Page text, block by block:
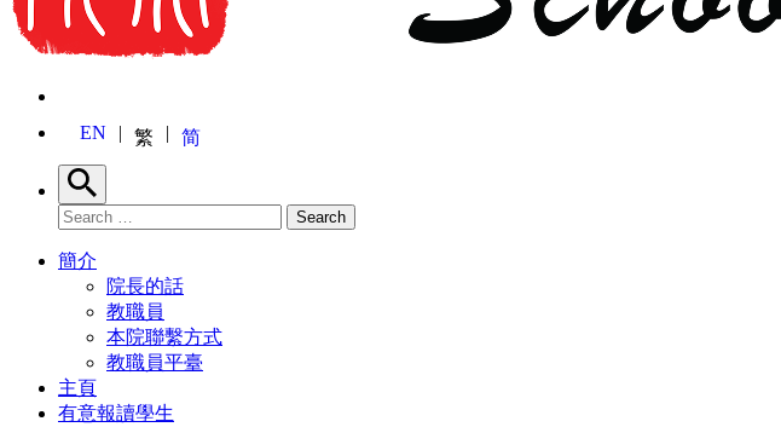
EN 繁 简
Search
Search for: Search
簡介
院長的話
教職員
本院聯繫方式
教職員平臺
主頁
有意報讀學生